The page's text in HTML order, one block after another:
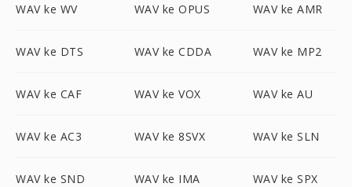
WAV ke WV WAV ke OPUS WAV ke AMR
WAV ke DTS WAV ke CDDA WAV ke MP2
WAV ke CAF WAV ke VOX WAV ke AU
WAV ke AC3 WAV ke 8SVX WAV ke SLN
WAV ke SND WAV ke IMA WAV ke SPX